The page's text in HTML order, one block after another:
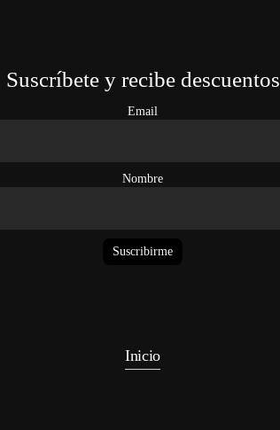
Suscríbete y recibe descuentos
Email
Nombre
Suscribirme
Inicio